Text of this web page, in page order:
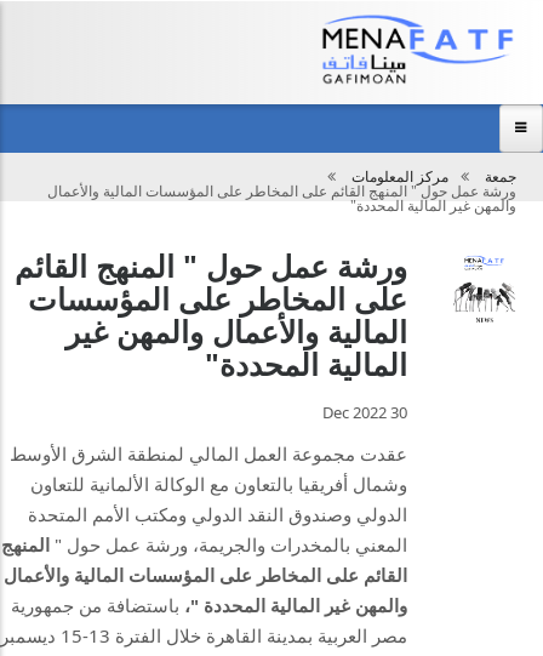
الرئيسية
مركز المعلومات
الفعاليات
تحميل
جمعة
مركز المعلومات
ورشة عمل حول " المنهج القائم على المخاطر على المؤسسات المالية والأعمال
والمهن غير المالية المحددة"
ورشة عمل حول " المنهج القائم
على المخاطر على المؤسسات
المالية والأعمال والمهن غير
المالية المحددة"
30 Dec 2022
عقدت مجموعة العمل المالي لمنطقة الشرق الأوسط
وشمال أفريقيا بالتعاون مع الوكالة الألمانية للتعاون
الدولي وصندوق النقد الدولي ومكتب الأمم المتحدة
المعني بالمخدرات والجريمة، ورشة عمل حول " المنهج
القائم على المخاطر على المؤسسات المالية والأعمال
والمهن غير المالية المحددة "، باستضافة من جمهورية
مصر العربية بمدينة القاهرة
خلال الفترة 13-15 ديسمبر